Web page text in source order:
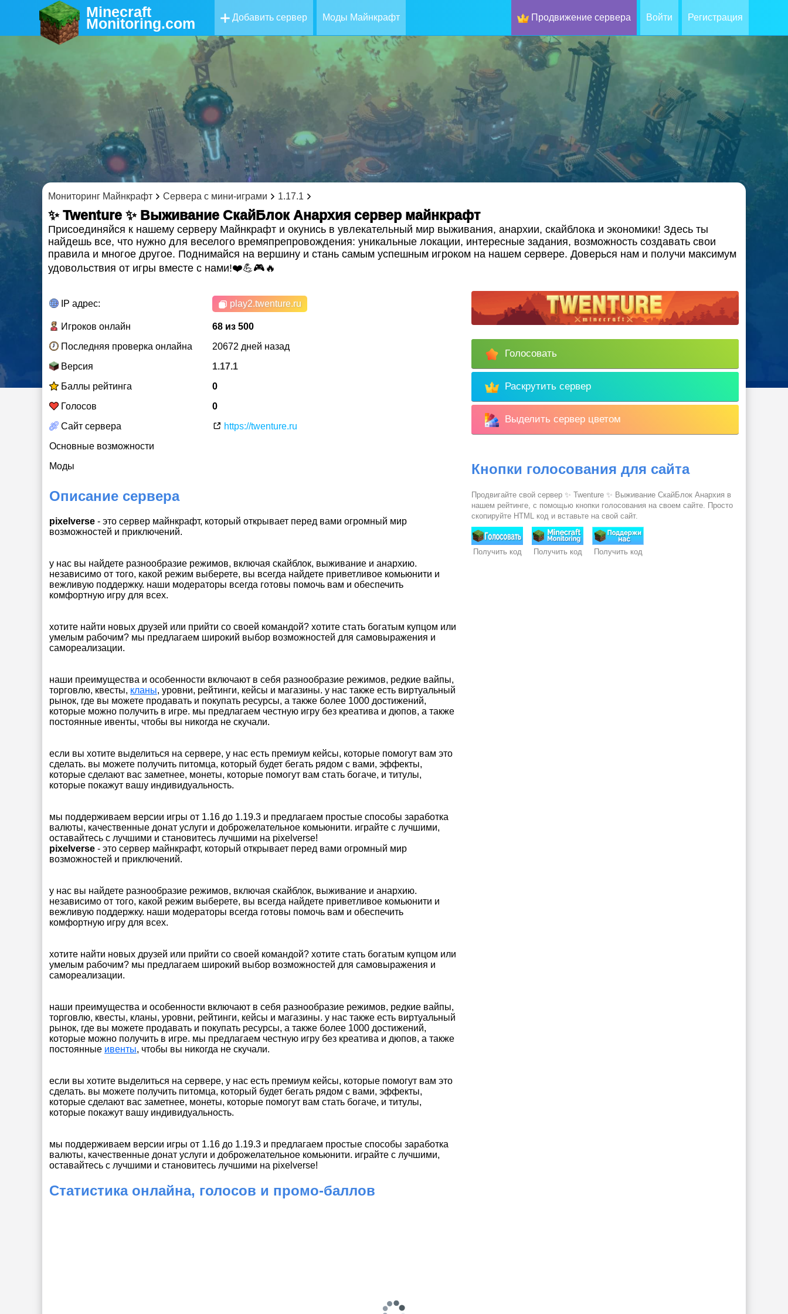
Minecraft
Monitoring.com Добавить сервер Моды Майнкрафт Продвижение сервера Войти Регистрация
Мониторинг Майнкрафт Сервера с мини-играми 1.17.1
✨ Twenture ✨ Выживание СкайБлок Анархия cервер майнкрафт
Присоединяйся к нашему серверу Майнкрафт и окунись в увлекательный мир выживания, анархии, скайблока и экономики! Здесь ты
найдешь все, что нужно для веселого времяпрепровождения: уникальные локации, интересные задания, возможность создавать свои
правила и многое другое. Поднимайся на вершину и стань самым успешным игроком на нашем сервере. Доверься нам и получи максимум
удовольствия от игры вместе с нами!❤️💪🎮🔥
IP адрес: play2.twenture.ru
Игроков онлайн
68 из 500
Последняя проверка онлайна
20672 дней назад
Версия
1.17.1
Баллы рейтинга
0
Голосов
0
Сайт сервера
https://twenture.ru
Основные возможности
Моды
Описание сервера
pixelverse - это сервер майнкрафт, который открывает перед вами огромный мир
возможностей и приключений.
у нас вы найдете разнообразие режимов, включая скайблок, выживание и анархию.
независимо от того, какой режим выберете, вы всегда найдете приветливое комьюнити и
вежливую поддержку. наши модераторы всегда готовы помочь вам и обеспечить
комфортную игру для всех.
хотите найти новых друзей или прийти со своей командой? хотите стать богатым купцом или
умелым рабочим? мы предлагаем широкий выбор возможностей для самовыражения и
самореализации.
наши преимущества и особенности включают в себя разнообразие режимов, редкие вайпы,
торговлю, квесты, кланы, уровни, рейтинги, кейсы и магазины. у нас также есть виртуальный
рынок, где вы можете продавать и покупать ресурсы, а также более 1000 достижений,
которые можно получить в игре. мы предлагаем честную игру без креатива и дюпов, а также
постоянные ивенты, чтобы вы никогда не скучали.
если вы хотите выделиться на сервере, у нас есть премиум кейсы, которые помогут вам это
сделать. вы можете получить питомца, который будет бегать рядом с вами, эффекты,
которые сделают вас заметнее, монеты, которые помогут вам стать богаче, и титулы,
которые покажут вашу индивидуальность.
мы поддерживаем версии игры от 1.16 до 1.19.3 и предлагаем простые способы заработка
валюты, качественные донат услуги и доброжелательное комьюнити. играйте с лучшими,
оставайтесь с лучшими и становитесь лучшими на pixelverse!
pixelverse - это сервер майнкрафт, который открывает перед вами огромный мир
возможностей и приключений.
у нас вы найдете разнообразие режимов, включая скайблок, выживание и анархию.
независимо от того, какой режим выберете, вы всегда найдете приветливое комьюнити и
вежливую поддержку. наши модераторы всегда готовы помочь вам и обеспечить
комфортную игру для всех.
хотите найти новых друзей или прийти со своей командой? хотите стать богатым купцом или
умелым рабочим? мы предлагаем широкий выбор возможностей для самовыражения и
самореализации.
наши преимущества и особенности включают в себя разнообразие режимов, редкие вайпы,
торговлю, квесты, кланы, уровни, рейтинги, кейсы и магазины. у нас также есть виртуальный
рынок, где вы можете продавать и покупать ресурсы, а также более 1000 достижений,
которые можно получить в игре. мы предлагаем честную игру без креатива и дюпов, а также
постоянные ивенты, чтобы вы никогда не скучали.
если вы хотите выделиться на сервере, у нас есть премиум кейсы, которые помогут вам это
сделать. вы можете получить питомца, который будет бегать рядом с вами, эффекты,
которые сделают вас заметнее, монеты, которые помогут вам стать богаче, и титулы,
которые покажут вашу индивидуальность.
мы поддерживаем версии игры от 1.16 до 1.19.3 и предлагаем простые способы заработка
валюты, качественные донат услуги и доброжелательное комьюнити. играйте с лучшими,
оставайтесь с лучшими и становитесь лучшими на pixelverse!
Статистика онлайна, голосов и промо-баллов
Голосовать
Раскрутить сервер
Выделить сервер цветом
Кнопки голосования для сайта
Продвигайте свой сервер ✨ Twenture ✨ Выживание СкайБлок Анархия в
нашем рейтинге, с помощью кнопки голосования на своем сайте. Просто
скопируйте HTML код и вставьте на свой сайт.
Получить код Получить код Получить код